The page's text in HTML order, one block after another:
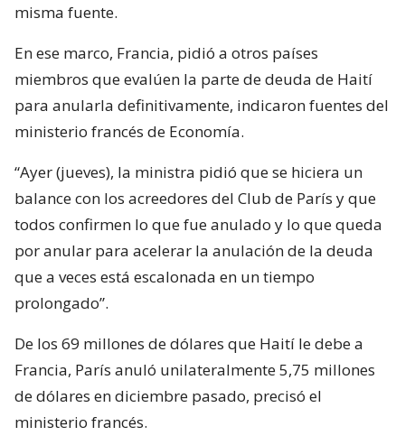
misma fuente.
En ese marco, Francia, pidió a otros países
miembros que evalúen la parte de deuda de Haití
para anularla definitivamente, indicaron fuentes del
ministerio francés de Economía.
“Ayer (jueves), la ministra pidió que se hiciera un
balance con los acreedores del Club de París y que
todos confirmen lo que fue anulado y lo que queda
por anular para acelerar la anulación de la deuda
que a veces está escalonada en un tiempo
prolongado”.
De los 69 millones de dólares que Haití le debe a
Francia, París anuló unilateralmente 5,75 millones
de dólares en diciembre pasado, precisó el
ministerio francés.